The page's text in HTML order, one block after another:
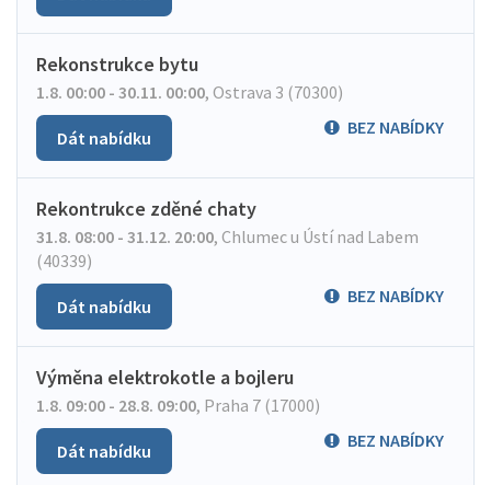
Rekonstrukce bytu
1.8. 00:00 - 30.11. 00:00, Ostrava 3 (70300)
BEZ NABÍDKY
Dát nabídku
Rekontrukce zděné chaty
31.8. 08:00 - 31.12. 20:00, Chlumec u Ústí nad Labem
(40339)
BEZ NABÍDKY
Dát nabídku
Výměna elektrokotle a bojleru
1.8. 09:00 - 28.8. 09:00, Praha 7 (17000)
BEZ NABÍDKY
Dát nabídku